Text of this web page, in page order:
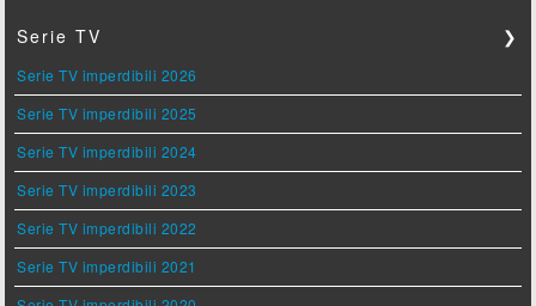
Serie TV ❯
Serie TV imperdibili 2026
Serie TV imperdibili 2025
Serie TV imperdibili 2024
Serie TV imperdibili 2023
Serie TV imperdibili 2022
Serie TV imperdibili 2021